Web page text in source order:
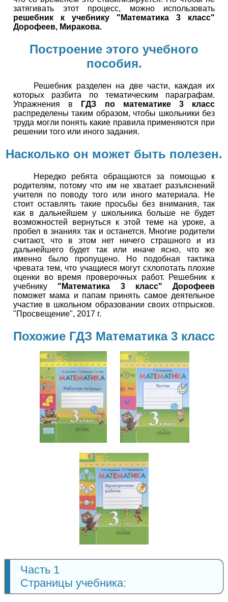
затягивать этот процесс, можно использовать
решебник к учебнику "Математика 3 класс"
Дорофеев, Миракова.
Построение этого учебного
пособия.
Решебник разделен на две части, каждая их
которых разбита по тематическим параграфам.
Упражнения в
ГДЗ по математике 3 класс
распределены таким образом, чтобы школьники без
труда могли понять какие правила применяются при
решении того или иного задания.
Насколько он может быть полезен.
Нередко ребята обращаются за помощью к
родителям, потому что им не хватает разъяснений
учителя по поводу того или иного материала. Не
стоит оставлять такие просьбы без внимания, так
как в дальнейшем у школьника больше не будет
возможностей вернуться к этой теме на уроке, а
пробел в знаниях так и останется. Многие родители
считают, что в этом нет ничего страшного и из
дальнейшего будет так или иначе ясно, что же
именно было пропущено. Но подобная тактика
чревата тем, что учащиеся могут схлопотать плохие
оценки во время проверочных работ. Решебник к
учебнику "Математика 3 класс" Дорофеев
поможет мама и папам принять самое деятельное
участие в школьном образовании своих отпрысков.
"Просвещение", 2017 г.
Похожие ГДЗ Математика 3 класс
Математика
3 класс
Математика
3 класс
Математика
3 класс
Часть 1
Страницы учебника: